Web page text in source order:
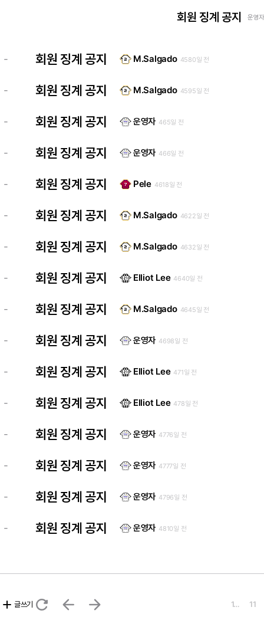
회원 징계 공지 운영
- 회원 징계 공지 M.Salgado 4580일 전
- 회원 징계 공지 M.Salgado 4595일 전
- 회원 징계 공지 운영자 465일 전
- 회원 징계 공지 운영자 466일 전
- 회원 징계 공지 Pele 4618일 전
- 회원 징계 공지 M.Salgado 4622일 전
- 회원 징계 공지 M.Salgado 4632일 전
- 회원 징계 공지 Elliot Lee 4640일 전
- 회원 징계 공지 M.Salgado 4645일 전
- 회원 징계 공지 운영자 4698일 전
- 회원 징계 공지 Elliot Lee 471일 전
- 회원 징계 공지 Elliot Lee 478일 전
- 회원 징계 공지 운영자 4776일 전
- 회원 징계 공지 운영자 4777일 전
- 회원 징계 공지 운영자 4796일 전
- 회원 징계 공지 운영자 4810일 전
add 글쓰기 refresh arrow_back arrow_forward 1… 11